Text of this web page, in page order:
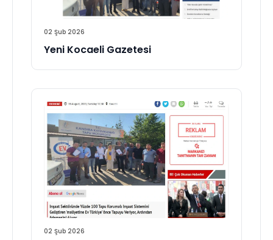
02 Şub 2026
Yeni Kocaeli Gazetesi
02 Şub 2026